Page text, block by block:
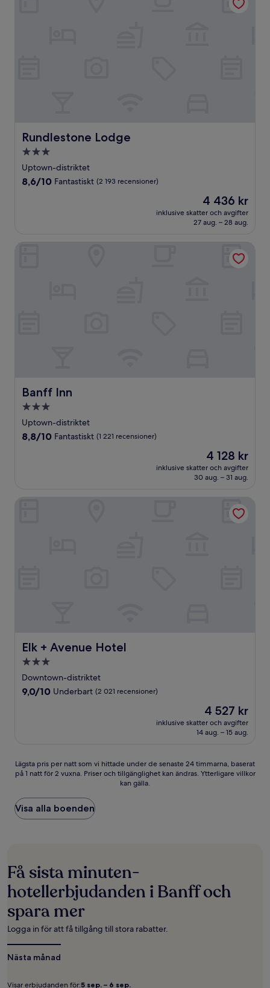
Rundlestone Lodge
Rundlestone Lodge
3.0-
stjärnigt
boende
Uptown-distriktet
8.6
8,6/10 Fantastiskt (2 193 recensioner)
Priset
är
4 436 kr
4 436 kr
inklusive skatter och avgifter
27 aug. – 28 aug.
Banff Inn
Banff Inn
3.0-
stjärnigt
boende
Uptown-distriktet
8.8
8,8/10 Fantastiskt (1 221 recensioner)
Priset
är
4 128 kr
4 128 kr
inklusive skatter och avgifter
30 aug. – 31 aug.
Elk + Avenue Hotel
Elk + Avenue Hotel
3.0-
stjärnigt
boende
Downtown-distriktet
9.0
9,0/10 Underbart (2 021 recensioner)
Priset
är
4 527 kr
4 527 kr
inklusive skatter och avgifter
14 aug. – 15 aug.
Lägsta
pris
natt
som
vi
24 timmarna,
baserat
på
för
2 vuxna.
och
tillgänglighet
ändras.
Lägsta pris per natt som vi hittade under de senaste 24 timmarna, baserat
på 1 natt för 2 vuxna. Priser och tillgänglighet kan ändras. Ytterligare villkor
kan gälla.
Visa alla boenden
Få sista minuten-
hotellerbjudanden i Banff och
spara mer
Logga in för att få tillgång till stora rabatter.
Nästa månad
Visar erbjudanden för:5 sep. – 6 sep.